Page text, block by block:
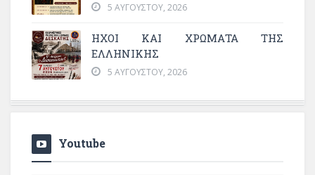
5 ΑΥΓΟΎΣΤΟΥ, 2026
ΗΧΟΙ ΚΑΙ ΧΡΩΜΑΤΑ ΤΗΣ
ΕΛΛΗΝΙΚΗΣ
5 ΑΥΓΟΎΣΤΟΥ, 2026
Youtube